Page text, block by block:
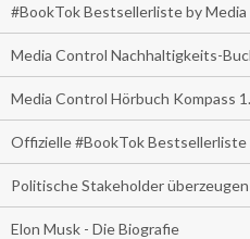
#BookTok Bestsellerliste by
Media Control Nachhaltigkeits-
Media Control Hörbuch Kompass
Offizielle #BookTok Bestsellerliste
Politische Stakeholder überzeugen
Elon Musk - Die Biografie